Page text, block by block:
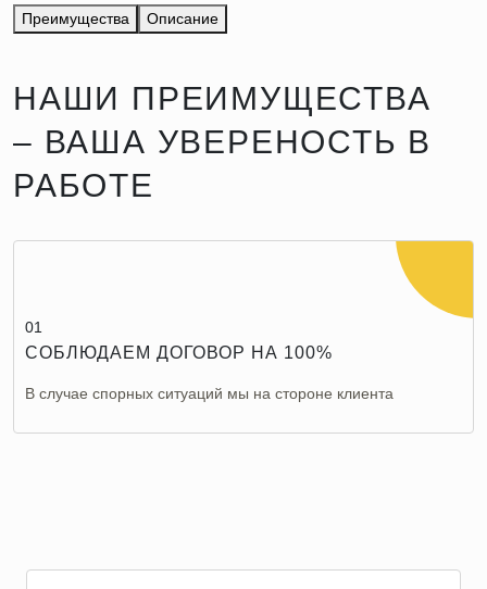
Преимущества Описание
НАШИ ПРЕИМУЩЕСТВА
– ВАША УВЕРЕНОСТЬ В
РАБОТЕ
01
СОБЛЮДАЕМ ДОГОВОР НА 100%
В случае спорных ситуаций мы на стороне клиента